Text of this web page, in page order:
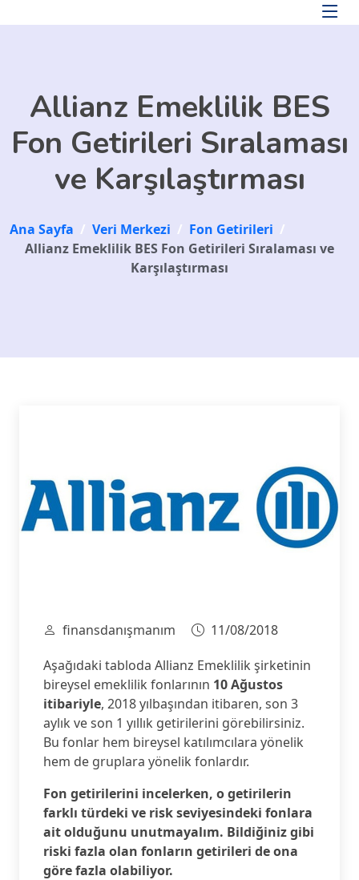
Allianz Emeklilik BES
Fon Getirileri Sıralaması
ve Karşılaştırması
Ana Sayfa / Veri Merkezi / Fon Getirileri /
Allianz Emeklilik BES Fon Getirileri Sıralaması ve
Karşılaştırması
finansdanışmanım
11/08/2018
Aşağıdaki tabloda Allianz Emeklilik şirketinin
bireysel emeklilik fonlarının 10 Ağustos
itibariyle, 2018 yılbaşından itibaren, son 3
aylık ve son 1 yıllık getirilerini görebilirsiniz.
Bu fonlar hem bireysel katılımcılara yönelik
hem de gruplara yönelik fonlardır.
Fon getirilerini incelerken, o getirilerin
farklı türdeki ve risk seviyesindeki fonlara
ait olduğunu unutmayalım. Bildiğiniz gibi
riski fazla olan fonların getirileri de ona
göre fazla olabiliyor.